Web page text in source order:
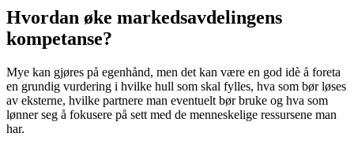
Hvordan øke markedsavdelingens
kompetanse?
Mye kan gjøres på egenhånd, men det kan være en god idè å foreta
en grundig vurdering i hvilke hull som skal fylles, hva som bør løses
av eksterne, hvilke partnere man eventuelt bør bruke og hva som
lønner seg å fokusere på sett med de menneskelige ressursene man
har.